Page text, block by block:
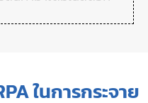
ในการกระจาย